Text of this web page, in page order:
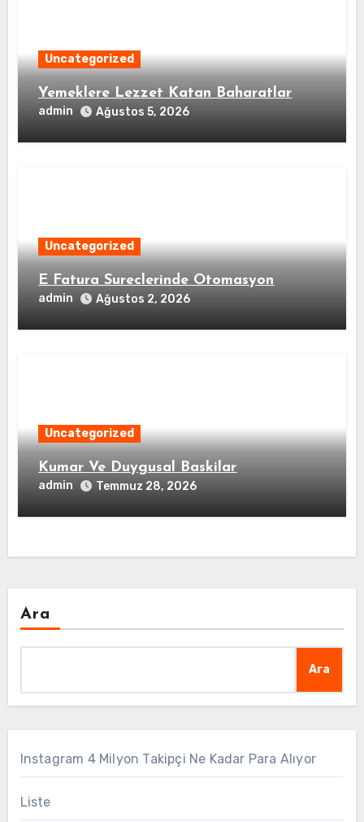
Uncategorized
Yemeklere Lezzet Katan Baharatlar
admin Ağustos 5, 2026
Uncategorized
E Fatura Sureclerinde Otomasyon
admin Ağustos 2, 2026
Uncategorized
Kumar Ve Duygusal Baskilar
admin Temmuz 28, 2026
Ara
Ara
Instagram 4 Milyon Takipçi Ne Kadar Para Alıyor
Liste